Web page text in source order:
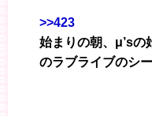
>>423
始まりの朝、μ’sの
のラブライブのシ